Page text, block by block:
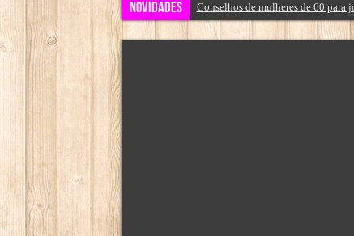
Novidades Conselhos de mulheres de 60 para